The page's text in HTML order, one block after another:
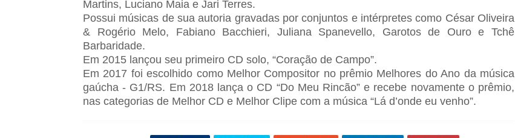
Martins, Luciano Maia e Jari Terres.
Possui músicas de sua autoria gravadas por conjuntos e intérpretes como César Oliveira
& Rogério Melo, Fabiano Bacchieri, Juliana Spanevello, Garotos de Ouro e Tchê
Barbaridade.
Em 2015 lançou seu primeiro CD solo, “Coração de Campo”.
Em 2017 foi escolhido como Melhor Compositor no prêmio Melhores do Ano da música
gaúcha - G1/RS. Em 2018 lança o CD “Do Meu Rincão” e recebe novamente o prêmio,
nas categorias de Melhor CD e Melhor Clipe com a música “Lá d’onde eu venho”.